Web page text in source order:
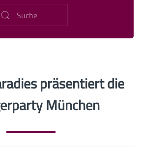
präsentiert die
München